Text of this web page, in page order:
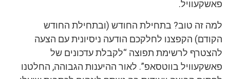
פאשקעוויל.
למה זה טוב? בתחילת החודש (ובתחילת החודש
הקודם) הקפצנו לחלקכם הודעה ניסיונית עם הצעה
להצטרף לרשימת תפוצה “לקבלת עדכונים של
פאשקעוויל בווטסאפ”. לאור ההיענות הגבוהה, החלטנו